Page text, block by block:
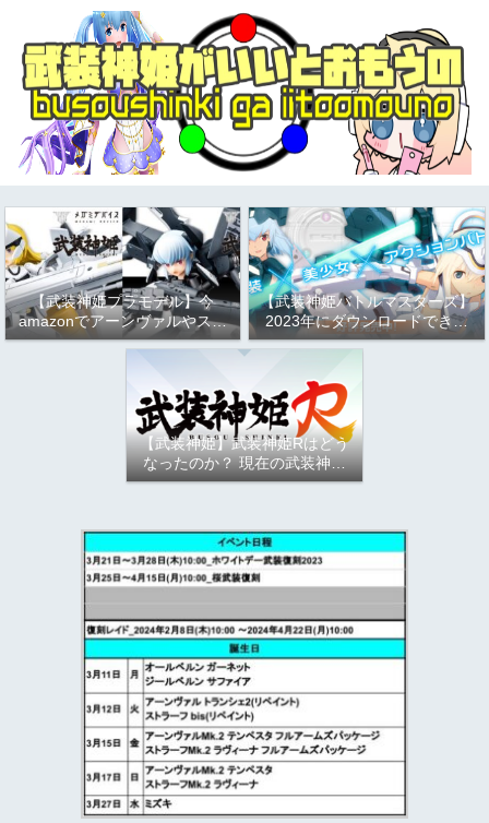
【武装神姫プラモデル】今
amazonでアーンヴァルやスト
ラーフがお得という話
【武装神姫バトルマスターズ】
2023年にダウンロードできる
か問題について
【武装神姫】武装神姫Rはどう
なったのか？ 現在の武装神姫
アーケード（バトコン）につい